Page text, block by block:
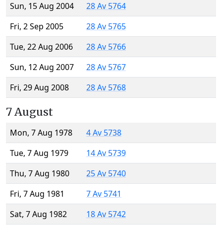
Sun, 15 Aug 2004
28 Av 5764
Fri, 2 Sep 2005
28 Av 5765
Tue, 22 Aug 2006
28 Av 5766
Sun, 12 Aug 2007
28 Av 5767
Fri, 29 Aug 2008
28 Av 5768
7 August
Mon, 7 Aug 1978
4 Av 5738
Tue, 7 Aug 1979
14 Av 5739
Thu, 7 Aug 1980
25 Av 5740
Fri, 7 Aug 1981
7 Av 5741
Sat, 7 Aug 1982
18 Av 5742